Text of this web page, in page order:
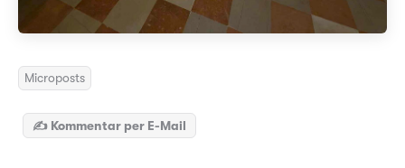
Microposts
✍️ Kommentar per E-Mail